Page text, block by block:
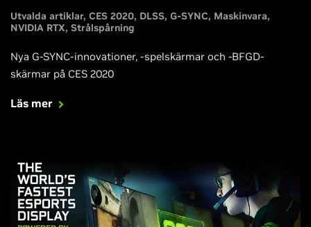
Utvalda artiklar CES 2020 DLSS G-SYNC Maskinvara
NVIDIA RTX Strålspårning
Nya G-SYNC-innovationer, -spelskärmar och -BFGD-
skärmar på CES 2020
Läs mer